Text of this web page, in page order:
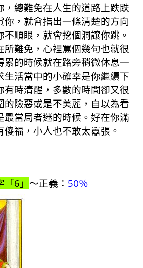
，總難免在人生的道路上跌跌
你，就會指出一條清楚的方向
順眼，就會挖個洞讓你跳。
所難免，心裡罵個幾句也就很
累的時候就在路旁稍微休息一
生活當中的小確幸是你繼續下
有時清醒，多數的時間卻又很
的險惡或是不美麗，自以為看
最當局者迷的時候。好在你滿
福，小人也不敢太囂張。
6」 ～正義： 50％